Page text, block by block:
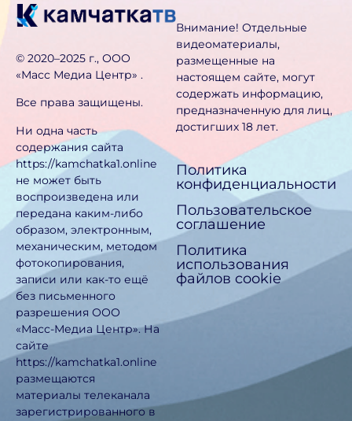
©️ 2020–2025 г., ООО
«Масс Медиа Центр» .
Все права защищены.
Ни одна часть
содержания сайта
https://kamchatka1.online
не может быть
воспроизведена или
передана каким-либо
образом, электронным,
механическим, методом
фотокопирования,
записи или как-то ещё
без письменного
разрешения ООО
«Масс-Медиа Центр». На
сайте
https://kamchatka1.online
размещаются
материалы телеканала
зарегистрированного в
Внимание! Отдельные
видеоматериалы,
размещенные на
настоящем сайте, могут
содержать информацию,
предназначен­ную для лиц,
достигших 18 лет.
Политика
конфиденциальности
Пользовательское
соглашение
Политика
использования
файлов cookie